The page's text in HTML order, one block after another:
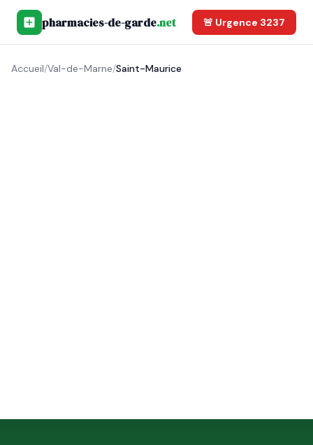
pharmacies-de-garde.net 🚨 Urgence 3237
Accueil/Val-de-Marne/Saint-Maurice